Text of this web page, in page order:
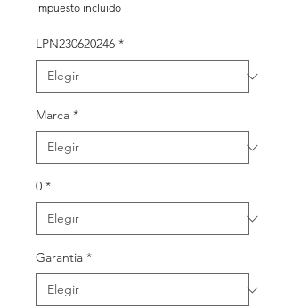
Impuesto incluido
LPN230620246 *
Marca *
0 *
Garantia *